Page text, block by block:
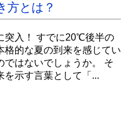
方とは？
突入！ すでに20℃後半の
格的な夏の到来を感じてい
ではないでしょうか。 そ
を示す言葉として「...